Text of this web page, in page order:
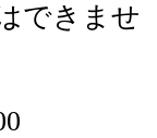
できませ